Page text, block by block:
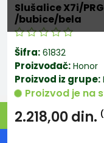
Slušalice X7i/
/bubice/bela
Šifra: 61832
Proizvođač: Honor
Proizvod iz grupe:
Proizvod je na
2.218,00din.